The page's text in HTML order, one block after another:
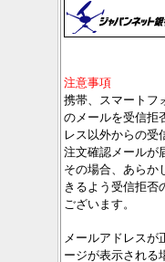
注意事項
携帯、スマートフ
のメールを受信拒
レス以外からの受
注文確認メールが
その場合、あらか
きるよう受信拒否
ございます。
メールアドレスが
ージが表示される